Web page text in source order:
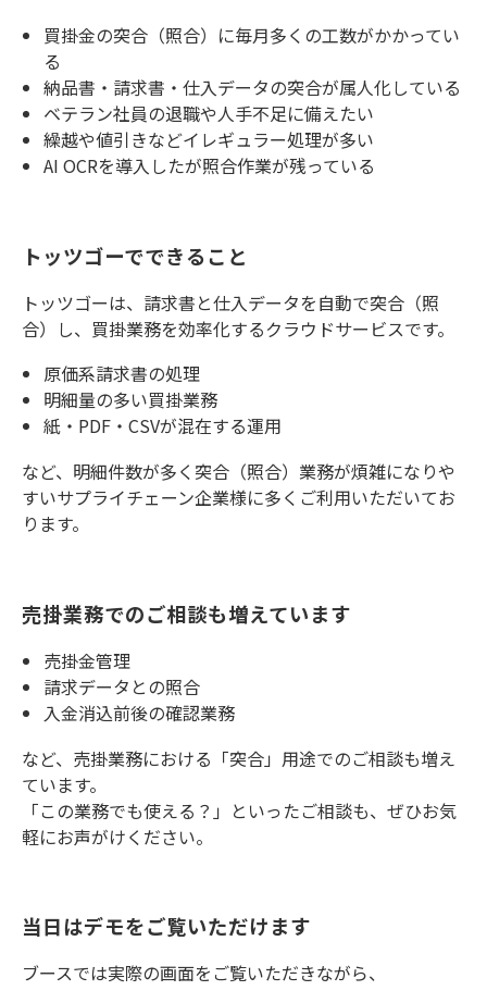
買掛金の突合（照合）に毎月多くの工数がかかってい
る
納品書・請求書・仕入データの突合が属人化している
ベテラン社員の退職や人手不足に備えたい
繰越や値引きなどイレギュラー処理が多い
AI OCRを導入したが照合作業が残っている
トッツゴーでできること
トッツゴーは、請求書と仕入データを自動で突合（照
合）し、買掛業務を効率化するクラウドサービスです。
原価系請求書の処理
明細量の多い買掛業務
紙・PDF・CSVが混在する運用
など、明細件数が多く突合（照合）業務が煩雑になりや
すいサプライチェーン企業様に多くご利用いただいてお
ります。
売掛業務でのご相談も増えています
売掛金管理
請求データとの照合
入金消込前後の確認業務
など、売掛業務における「突合」用途でのご相談も増え
ています。
「この業務でも使える？」といったご相談も、ぜひお気
軽にお声がけください。
当日はデモをご覧いただけます
ブースでは実際の画面をご覧いただきながら、